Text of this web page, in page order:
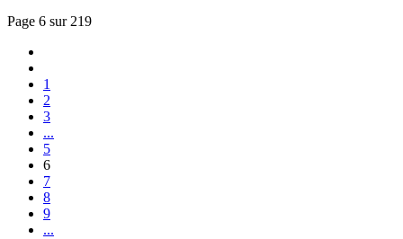
Page 6 sur 219
1
2
3
...
5
6
7
8
9
...